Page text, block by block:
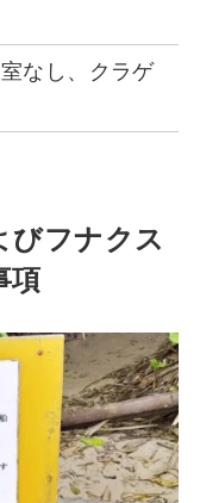
なし、クラゲ
びフナクス
項